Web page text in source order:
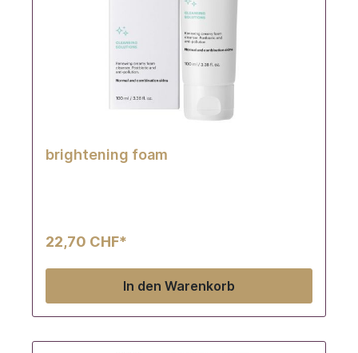
brightening foam
22,70 CHF*
In den Warenkorb